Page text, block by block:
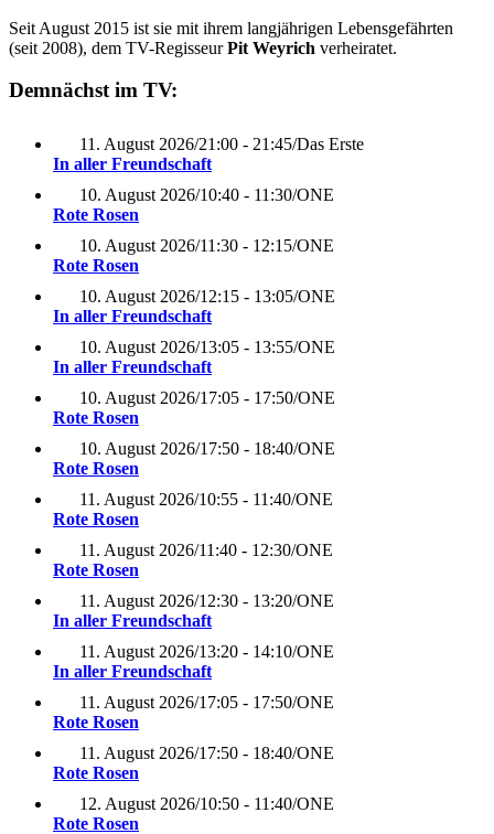
Seit August 2015 ist sie mit ihrem langjährigen Lebensgefährten
(seit 2008), dem TV-RegisseurPit Weyrich verheiratet.
Demnächst im TV:
11. August 2026/21:00 - 21:45/Das Erste
In aller Freundschaft
10. August 2026/10:40 - 11:30/ONE
Rote Rosen
10. August 2026/11:30 - 12:15/ONE
Rote Rosen
10. August 2026/12:15 - 13:05/ONE
In aller Freundschaft
10. August 2026/13:05 - 13:55/ONE
In aller Freundschaft
10. August 2026/17:05 - 17:50/ONE
Rote Rosen
10. August 2026/17:50 - 18:40/ONE
Rote Rosen
11. August 2026/10:55 - 11:40/ONE
Rote Rosen
11. August 2026/11:40 - 12:30/ONE
Rote Rosen
11. August 2026/12:30 - 13:20/ONE
In aller Freundschaft
11. August 2026/13:20 - 14:10/ONE
In aller Freundschaft
11. August 2026/17:05 - 17:50/ONE
Rote Rosen
11. August 2026/17:50 - 18:40/ONE
Rote Rosen
12. August 2026/10:50 - 11:40/ONE
Rote Rosen